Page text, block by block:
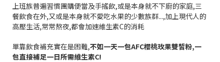
上班族普遍習慣團購便當及手搖飲,或是本身就不下廚的家庭,三
餐飲食在外,又或是本身就不愛吃水果的少數族群...,加上現代人的
高壓生活,常常熬夜,都會加速維生素C的消耗
單靠飲食補充實在是困難,不如一天一包AFC櫻桃玫果雙皙粉,一
包直接補足一日所需維生素C!